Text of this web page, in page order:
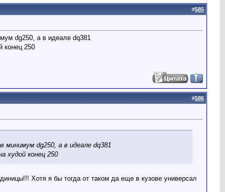
#585
dg250, а в идеале dq381
конец 250
#586
минимум dg250, а в идеале dq381
худой конец 250
Хотя я бы тогда от таком да еще в кузове универсал